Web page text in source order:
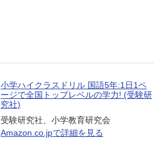
小学ハイクラスドリル 国語5年:1日1ペ
ージで全国トップレベルの学力! (受験研
究社)
受験研究社、小学教育研究会
Amazon.co.jpで詳細を見る